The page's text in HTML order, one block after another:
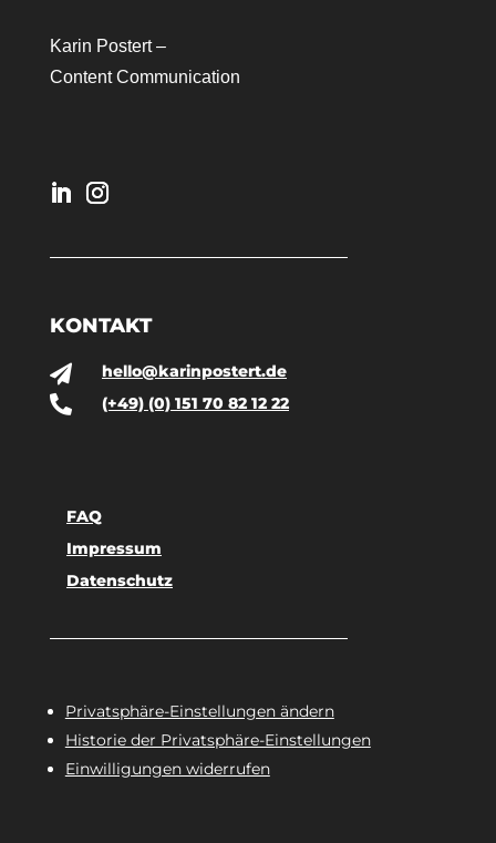
Karin Postert –
Content Communication
KONTAKT
 hello@karinpostert.de
 (+49) (0) 151 70 82 12 22
FAQ
Impressum
Datenschutz
Privatsphäre-Einstellungen ändern
Historie der Privatsphäre-Einstellungen
Einwilligungen widerrufen